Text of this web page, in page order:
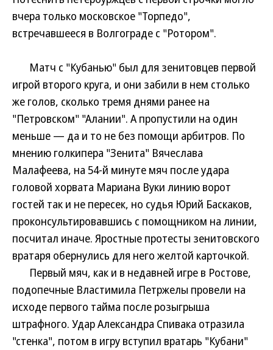
вчера только московское "Торпедо",
встречавшееся в Волгограде с "Ротором".
Матч с "Кубанью" был для зенитовцев первой
игрой второго круга, и они забили в нем столько
же голов, сколько тремя днями ранее на
"Петровском" "Алании". А пропустили на один
меньше — да и то не без помощи арбитров. По
мнению голкипера "Зенита" Вячеслава
Малафеева, на 54-й минуте мяч после удара
головой хорвата Мариана Вуки линию ворот
гостей так и не пересек, но судья Юрий Баскаков,
проконсультировавшись с помощником на линии,
посчитал иначе. Яростные протесты зенитовского
вратаря обернулись для него желтой карточкой.
Первый мяч, как и в недавней игре в Ростове,
подопечные Властимила Петржелы провели на
исходе первого тайма после розыгрыша
штрафного. Удар Александра Спивака отразила
"стенка", потом в игру вступил вратарь "Кубани"